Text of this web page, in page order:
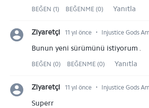
BEĞEN (1) BEĞENME (0) Yanıtla
Ziyaretçi 11 yıl önce ⋅ Injustice Gods
Bunun yeni sürümünü istiyorum .
BEĞEN (0) BEĞENME (0) Yanıtla
Ziyaretçi 11 yıl önce ⋅ Injustice Gods
Superr